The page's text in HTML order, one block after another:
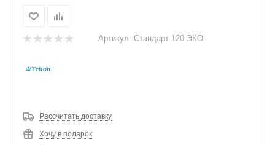
Артикул: Стандарт 120 ЭКО
Рассчитать доставку
Хочу в подарок